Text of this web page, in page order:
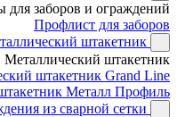
для заборов и ограждений
Профлист для заборов
штакетник
Металлический штакетник
штакетник Grand Line
Металл Профиль
из сварной сетки